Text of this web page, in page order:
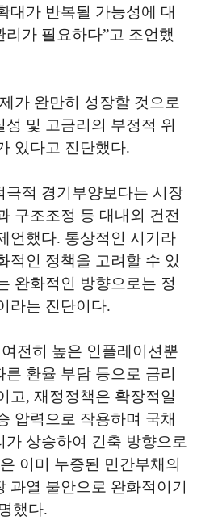
대가 반복될 가능성에 대
가 필요하다”고 조언했
가 완만히 성장할 것으로
및 고금리의 부정적 위
있다고 진단했다.
극적 경기부양보다는 시장
구조조정 등 대내외 건전
언했다. 통상적인 시기라
적인 정책을 고려할 수 있
완화적인 방향으로는 정
라는 진단이다.
전히 높은 인플레이션뿐
환율 부담 등으로 금리
고, 재정정책은 확장적일
압력으로 작용하며 국채
상승하여 긴축 방향으로
이미 누증된 민간부채의
과열 불안으로 완화적이기
했다.